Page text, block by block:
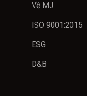
Về MJ
ISO 9001:2015
ESG
D&B